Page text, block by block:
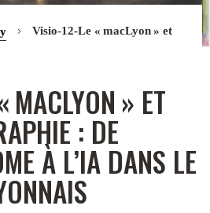
Visio-12-Le « macLyon » et
MACLYON » ET
: DE
À L’IA DANS LE